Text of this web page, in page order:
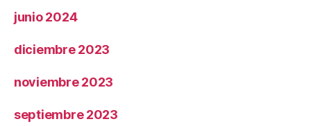
junio 2024
diciembre 2023
noviembre 2023
septiembre 2023